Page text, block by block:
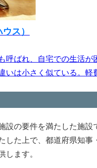
ス）
呼ばれ、自宅での生活
いは小さく似ている。
設の要件を満たした施
した上で、都道府県知
します。